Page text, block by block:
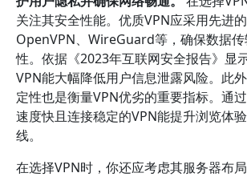
关注其安全性能。优质VPN应采用先进
OpenVPN、WireGuard等，确保数据
性。依据《2023年互联网安全报告》显
VPN能大幅降低用户信息泄露风险。此
定性也是衡量VPN优劣的重要指标。通
速度快且连接稳定的VPN能提升浏览体
线。
在选择VPN时，你还应考虑其服务器布